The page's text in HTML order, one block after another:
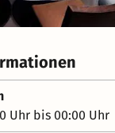
Uhr bis 00:00 Uhr